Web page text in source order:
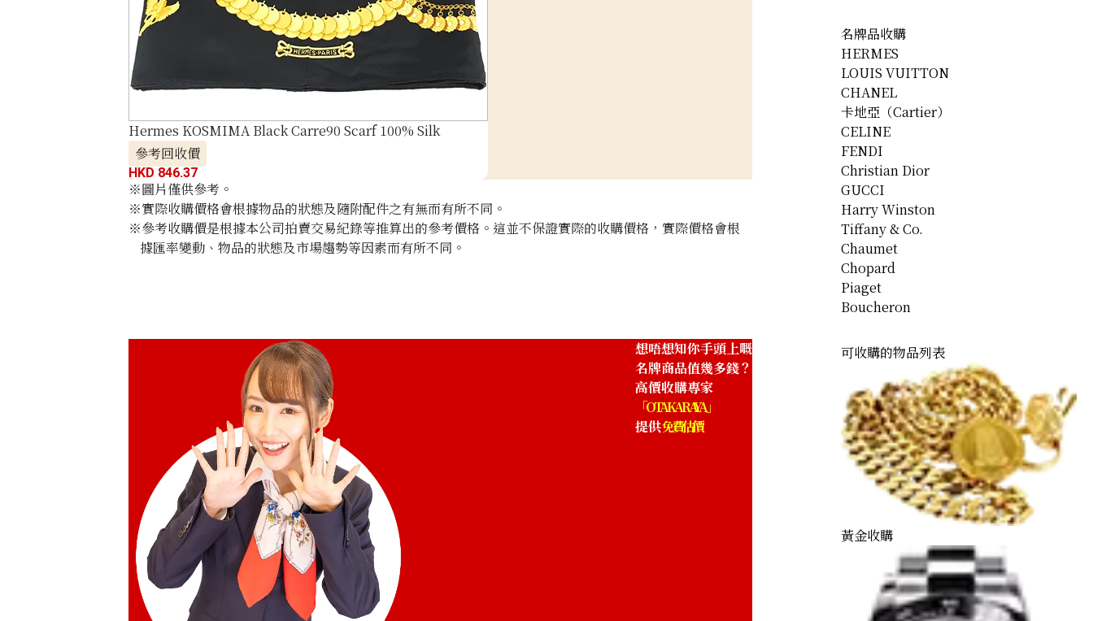
Hermes KOSMIMA Black Carre90 Scarf 100% Silk
參考回收價
HKD 846.37
※圖片僅供參考。
※實際收購價格會根據物品的狀態及隨附配件之有無而有所不同。
※參考收購價是根據本公司拍賣交易紀錄等推算出的參考價格。這並不保證實際的收購價格，實際價格會根
據匯率變動、物品的狀態及市場趨勢等因素而有所不同。
想唔想知你手頭上嘅
名牌商品值幾多錢？
高價收購專家
「OTAKARAYA」
提供免費估價
名牌品收購
HERMES
LOUIS VUITTON
CHANEL
卡地亞（Cartier）
CELINE
FENDI
Christian Dior
GUCCI
Harry Winston
Tiffany & Co.
Chaumet
Chopard
Piaget
Boucheron
可收購的物品列表
黃金收購